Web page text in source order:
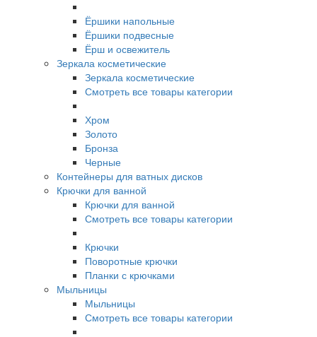
Ёршики напольные
Ёршики подвесные
Ёрш и освежитель
Зеркала косметические
Зеркала косметические
Смотреть все товары категории
Хром
Золото
Бронза
Черные
Контейнеры для ватных дисков
Крючки для ванной
Крючки для ванной
Смотреть все товары категории
Крючки
Поворотные крючки
Планки с крючками
Мыльницы
Мыльницы
Смотреть все товары категории